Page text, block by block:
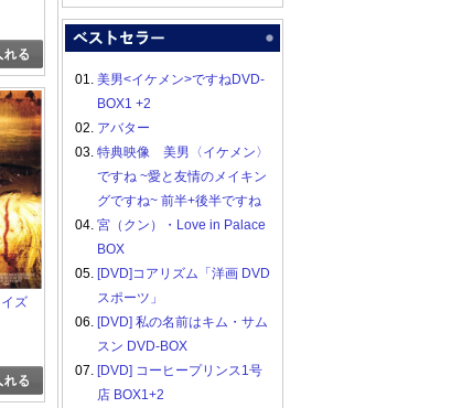
ズ
01. 美男<イケメン>ですねDVD-
BOX1 +2
02. アバター
03. 特典映像 美男〈イケメン〉
ですね ~愛と友情のメイキン
グですね~ 前半+後半ですね
04. 宮（クン）・Love in Palace
BOX
05. [DVD]コアリズム「洋画 DVD
スポーツ」
06. [DVD] 私の名前はキム・サム
スン DVD-BOX
07. [DVD] コーヒープリンス1号
店 BOX1+2